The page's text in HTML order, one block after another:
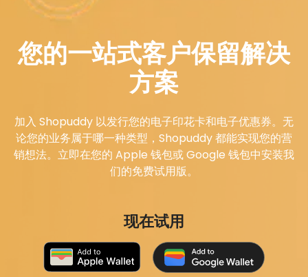
您的一站式客户保留解决
方案
加入 Shopuddy 以发行您的电子印花卡和电子优惠券。无
论您的业务属于哪一种类型，Shopuddy 都能实现您的营
销想法。立即在您的 Apple 钱包或 Google 钱包中安装我
们的免费试用版。
现在试用